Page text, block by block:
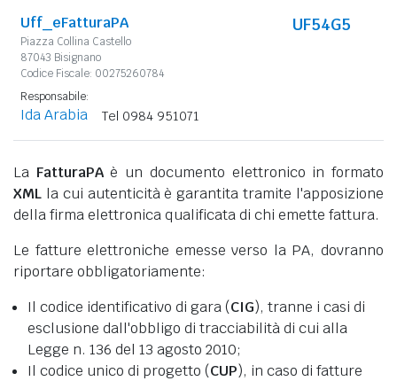
Uff_eFatturaPA
Piazza Collina Castello
87043 Bisignano
Codice Fiscale: 00275260784
UF54G5
Responsabile:
Ida Arabia Tel 0984 951071
La FatturaPAè un documento elettronico in formato
XML la cui autenticità è garantita tramite l'apposizione
della firma elettronica qualificata di chi emette fattura.
Le fatture elettroniche emesse verso la PA, dovranno
riportare obbligatoriamente:
Il codice identificativo di gara (CIG), tranne i casi di
esclusione dall'obbligo di tracciabilità di cui alla
Legge n. 136 del 13 agosto 2010;
Il codice unico di progetto (CUP), in caso di fatture